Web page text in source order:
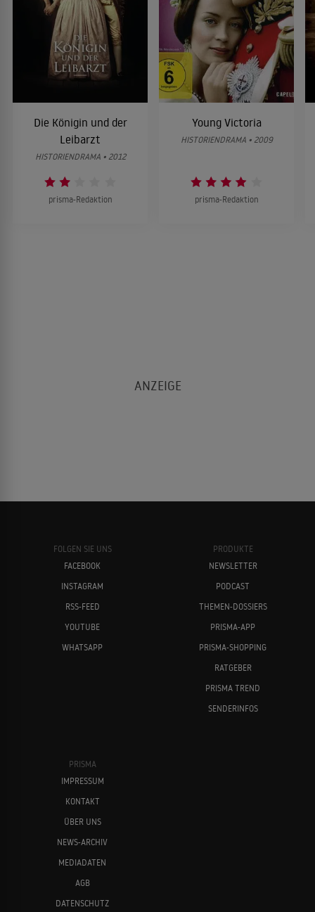
Die Königin und der
Leibarzt
HISTORIENDRAMA • 2012
prisma-Redaktion
Young Victoria
HISTORIENDRAMA • 2009
prisma-Redaktion
FOLGEN SIE UNS
FACEBOOK
INSTAGRAM
RSS-FEED
YOUTUBE
WHATSAPP
PRODUKTE
NEWSLETTER
PODCAST
THEMEN-DOSSIERS
PRISMA-APP
PRISMA-SHOPPING
RATGEBER
PRISMA TREND
SENDERINFOS
PRISMA
IMPRESSUM
KONTAKT
ÜBER UNS
NEWS-ARCHIV
MEDIADATEN
AGB
DATENSCHUTZ